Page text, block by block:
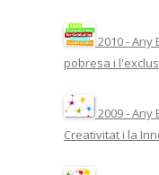
2010 - Any
pobresa i
2009 - Any
Creativitat i la